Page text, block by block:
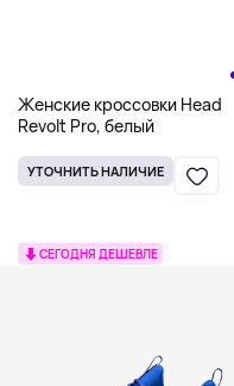
Женские кроссовки Head
Revolt Pro, белый
УТОЧНИТЬ НАЛИЧИЕ
СЕГОДНЯ ДЕШЕВЛЕ